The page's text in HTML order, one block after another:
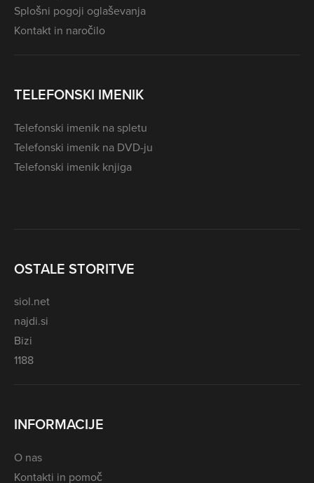
Splošni pogoji oglaševanja
Kontakt in naročilo
TELEFONSKI IMENIK
Telefonski imenik na spletu
Telefonski imenik na DVD-ju
Telefonski imenik knjiga
OSTALE STORITVE
siol.net
najdi.si
Bizi
1188
INFORMACIJE
O nas
Kontakti in pomoč